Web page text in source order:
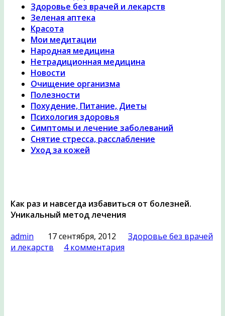
Здоровье без врачей и лекарств
Зеленая аптека
Красота
Мои медитации
Народная медицина
Нетрадиционная медицина
Новости
Очищение организма
Полезности
Похудение, Питание, Диеты
Психология здоровья
Симптомы и лечение заболеваний
Снятие стресса, расслабление
Уход за кожей
Как раз и навсегда избавиться от болезней.
Уникальный метод лечения
admin
17 сентября, 2012
Здоровье без врачей
и лекарств
4 комментария